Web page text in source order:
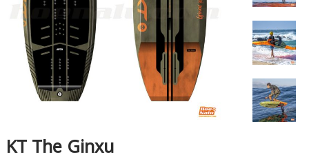
KT The Ginxu